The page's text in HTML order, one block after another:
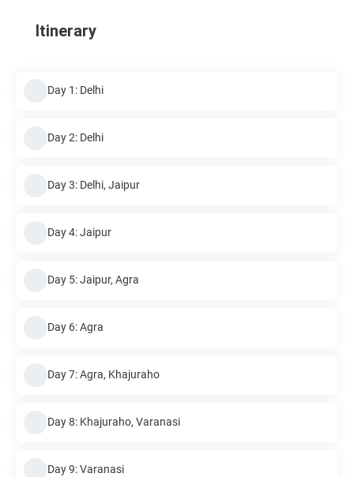
Itinerary
Day 1: Delhi
Day 2: Delhi
Day 3: Delhi, Jaipur
Day 4: Jaipur
Day 5: Jaipur, Agra
Day 6: Agra
Day 7: Agra, Khajuraho
Day 8: Khajuraho, Varanasi
Day 9: Varanasi